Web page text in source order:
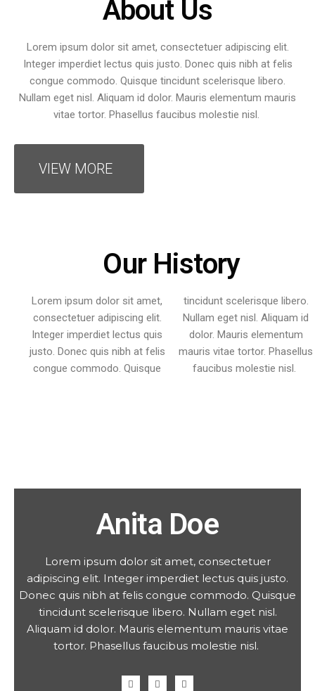
About Us
Lorem ipsum dolor sit amet, consectetuer adipiscing elit.
Integer imperdiet lectus quis justo. Donec quis nibh at felis
congue commodo. Quisque tincidunt scelerisque libero.
Nullam eget nisl. Aliquam id dolor. Mauris elementum mauris
vitae tortor. Phasellus faucibus molestie nisl.
VIEW MORE
Our History
Lorem ipsum dolor sit amet,
consectetuer adipiscing elit.
Integer imperdiet lectus quis
justo. Donec quis nibh at felis
congue commodo. Quisque
tincidunt scelerisque libero.
Nullam eget nisl. Aliquam id
dolor. Mauris elementum
mauris vitae tortor. Phasellus
faucibus molestie nisl.
Anita Doe
Lorem ipsum dolor sit amet, consectetuer
adipiscing elit. Integer imperdiet lectus quis justo.
Donec quis nibh at felis congue commodo. Quisque
tincidunt scelerisque libero. Nullam eget nisl.
Aliquam id dolor. Mauris elementum mauris vitae
tortor. Phasellus faucibus molestie nisl.